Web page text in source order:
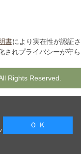
書により実在性が認証さ
されプライバシーが守ら
Rights Reserved.
Ｏ Ｋ